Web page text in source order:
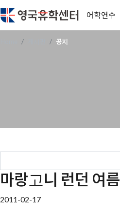
어학연수
공지
마랑고니 런던 여
2011-02-17